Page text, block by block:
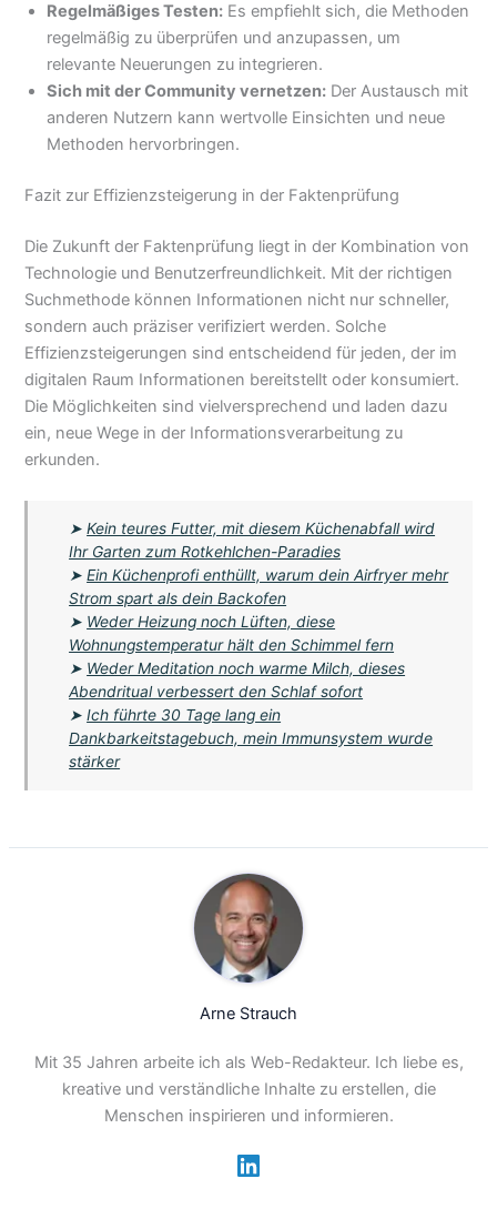
Regelmäßiges Testen: Es empfiehlt sich, die Methoden
regelmäßig zu überprüfen und anzupassen, um
relevante Neuerungen zu integrieren.
Sich mit der Community vernetzen: Der Austausch mit
anderen Nutzern kann wertvolle Einsichten und neue
Methoden hervorbringen.
Fazit zur Effizienzsteigerung in der Faktenprüfung
Die Zukunft der Faktenprüfung liegt in der Kombination von
Technologie und Benutzerfreundlichkeit. Mit der richtigen
Suchmethode können Informationen nicht nur schneller,
sondern auch präziser verifiziert werden. Solche
Effizienzsteigerungen sind entscheidend für jeden, der im
digitalen Raum Informationen bereitstellt oder konsumiert.
Die Möglichkeiten sind vielversprechend und laden dazu
ein, neue Wege in der Informationsverarbeitung zu
erkunden.
➤Kein teures Futter, mit diesem Küchenabfall wird
Ihr Garten zum Rotkehlchen-Paradies
➤Ein Küchenprofi enthüllt, warum dein Airfryer mehr
Strom spart als dein Backofen
➤ Weder Heizung noch Lüften, diese
Wohnungstemperatur hält den Schimmel fern
➤ Weder Meditation noch warme Milch, dieses
Abendritual verbessert den Schlaf sofort
➤Ich führte 30 Tage lang ein
Dankbarkeitstagebuch, mein Immunsystem wurde
stärker
Arne Strauch
Mit 35 Jahren arbeite ich als Web-Redakteur. Ich liebe es,
kreative und verständliche Inhalte zu erstellen, die
Menschen inspirieren und informieren.